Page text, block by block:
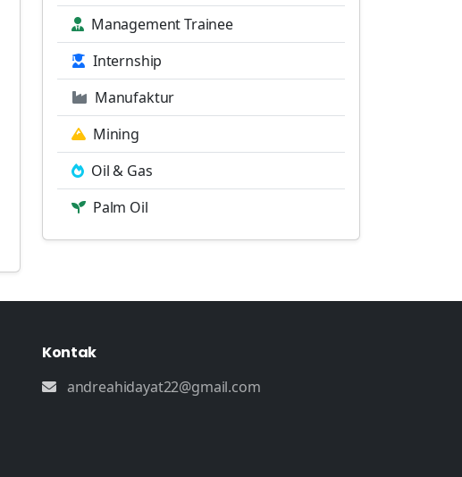
Management Trainee
Internship
Manufaktur
Mining
Oil & Gas
Palm Oil
Kontak
andreahidayat22@gmail.com